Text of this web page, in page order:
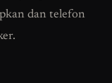
dan telefon